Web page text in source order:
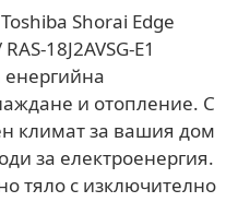
Shorai Edge
18J2AVSG-E1
енергийна
и отопление. С
климат за вашия дом
за електроенергия.
тяло с изключително